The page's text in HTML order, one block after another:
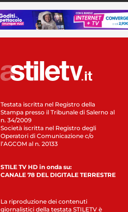
Testata iscritta nel Registro della
Stampa presso il Tribunale di Salerno al
n. 34/2009
Società iscritta nel Registro degli
Operatori di Comunicazione c/o
l’AGCOM al n. 20133
STILE TV HD in onda su:
CANALE 78 DEL DIGITALE TERRESTRE
La riproduzione dei contenuti
giornalistici della testata STILETV è